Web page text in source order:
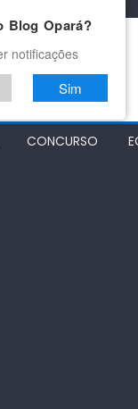
CONCURSO
Blog Opará?
notificações
Sim